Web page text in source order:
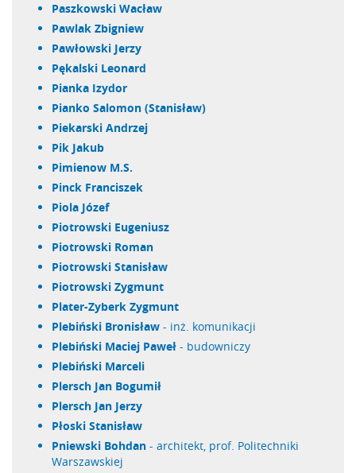
Paszkowski Wacław
Pawlak Zbigniew
Pawłowski Jerzy
Pękalski Leonard
Pianka Izydor
Pianko Salomon (Stanisław)
Piekarski Andrzej
Pik Jakub
Pimienow M.S.
Pinck Franciszek
Piola Józef
Piotrowski Eugeniusz
Piotrowski Roman
Piotrowski Stanisław
Piotrowski Zygmunt
Plater-Zyberk Zygmunt
Plebiński Bronisław - inż. komunikacji
Plebiński Maciej Paweł - budowniczy
Plebiński Marceli
Plersch Jan Bogumił
Plersch Jan Jerzy
Płoski Stanisław
Pniewski Bohdan - architekt, prof. Politechniki
Warszawskiej